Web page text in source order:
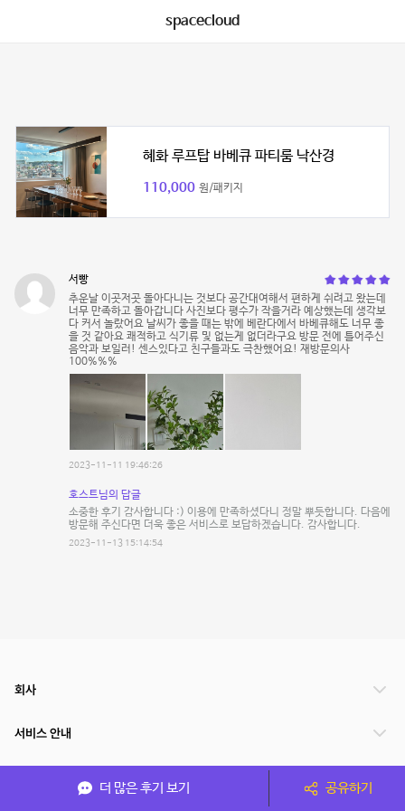
spacecloud
혜화 루프탑 바베큐 파티룸 낙산경
110,000 원/패키지
서빵
추운날 이곳저곳 돌아다니는 것보다 공간대여해서 편하게 쉬려고 왔는데
너무 만족하고 돌아갑니다 사진보다 평수가 작을거라 예상했는데 생각보
다 커서 놀랐어요 날씨가 좋을 때는 밖에 베란다에서 바베큐해도 너무 좋
을 것 같아요 쾌적하고 식기류 및 없는게 없더라구요 방문 전에 틀어주신
음악과 보일러! 센스있다고 친구들과도 극찬했어요! 재방문의사
100%%%
2023-11-11 19:46:26
호스트님의 답글
소중한 후기 감사합니다 :) 이용에 만족하셨다니 정말 뿌듯합니다. 다음에
방문해 주신다면 더욱 좋은 서비스로 보답하겠습니다. 감사합니다.
2023-11-13 15:14:54
더 많은 후기 보기 공유하기
회사
서비스 안내